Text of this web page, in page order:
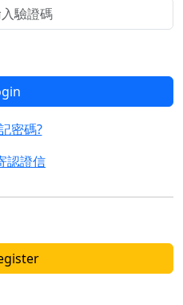
密碼?
認證信